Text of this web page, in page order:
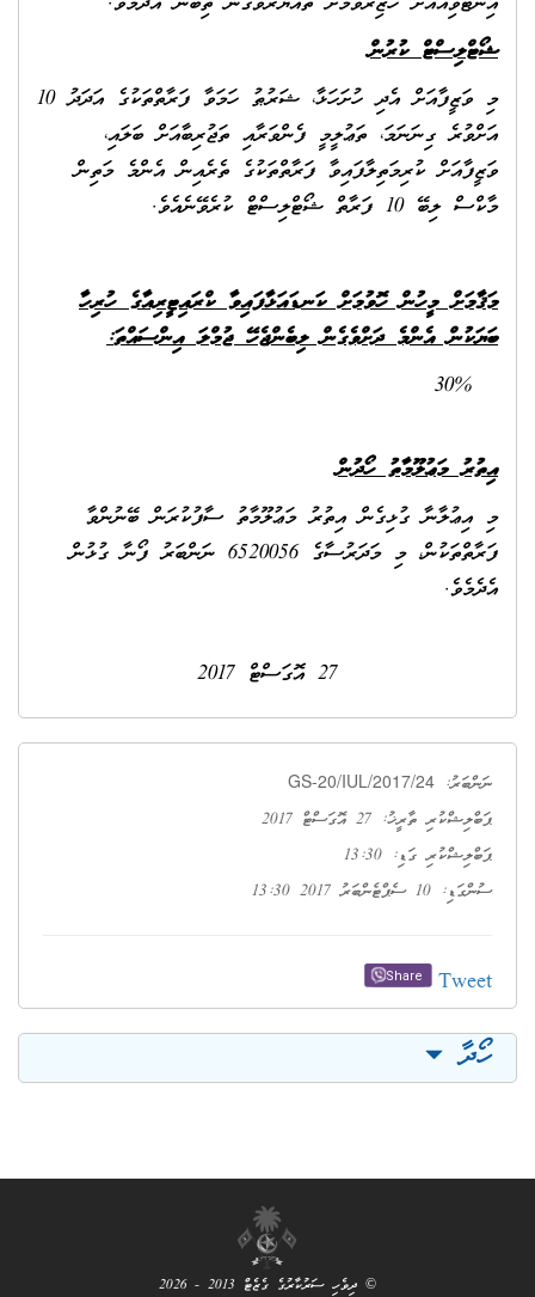
ޝޯޓްލިސްޓް ކުރުން
މި ވަޒީފާއަށް އެދި ހުށަހަޅާ، ޝަރުޠު ހަމަވާ ފަރާތްތަކުގެ އަދަދު 10
އަށްވުރެ ގިނަނަމަ، ތަޢުލީމީ ފެންވަރާއި ތަޖުރިބާއަށް ބަލައި،
ވަޒީފާއަށް ކުރިމަތިލާފައިވާ ފަރާތްތަކުގެ ތެރެއިން އެންމެ މަތިން
މާކްސް ލިބޭ 10 ފަރާތް ޝޯޓްލިސްޓް ކުރެވޭނެއެވެ.
މަޤާމަށް މީހުން ހޮވުމަށް ކަނޑައަޅާފައިވާ ކްރައިޓީރިއާގެ ހުރިހާ
ބަޔަކުން އެންމެ ދަށްވެގެން ލިބެންޖެހޭ ޖުމްލަ އިންސައްތަ:
އިތުރު މަޢުލޫމާތު ހޯދުން
މި އިޢުލާނާ ގުޅިގެން އިތުރު މަޢުލޫމާތު ސާފުކުރަން ބޭނުންވާ
ފަރާތްތަކުން، މި މަދަރުސާގެ 6520056 ނަންބަރު ފޯނާ ގުޅުން
އެދެމެވެ.
27 އޮގަސްޓް 2017
ނަންބަރު: GS-20/IUL/2017/24
ޕަބްލިޝްކުރި ތާރީޚު: 27 އޮގަސްޓް 2017
ޕަބްލިޝްކުރި ގަޑި: 13:30
ސުންގަޑި: 10 ސެޕްޓެންބަރު 2017 13:30
Tweet
Share
ހޯދާ
© ދިވެހި ސަރުކާރުގެ ގެޒެޓް 2013 - 2026